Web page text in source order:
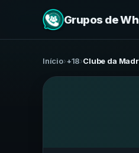
Grupos de
Início›+18›Clube da